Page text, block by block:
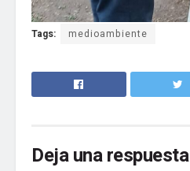
Tags: medioambiente
Deja una respuesta